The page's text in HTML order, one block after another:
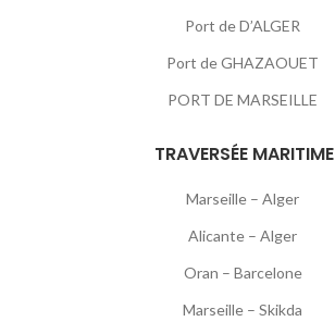
Port de D’ALGER
Port de GHAZAOUET
PORT DE MARSEILLE
TRAVERSÉE MARITIME
Marseille – Alger
Alicante – Alger
Oran – Barcelone
Marseille – Skikda